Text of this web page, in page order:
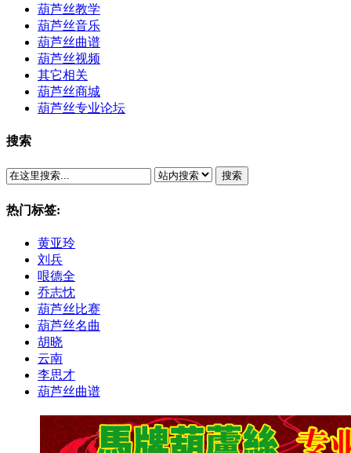
葫芦丝教学
葫芦丝音乐
葫芦丝曲谱
葫芦丝视频
其它相关
葫芦丝商城
葫芦丝专业论坛
搜索
搜索
热门标签:
黄亚玲
刘兵
哏德全
乔志忱
葫芦丝比赛
葫芦丝名曲
胡晓
云南
李思才
葫芦丝曲谱